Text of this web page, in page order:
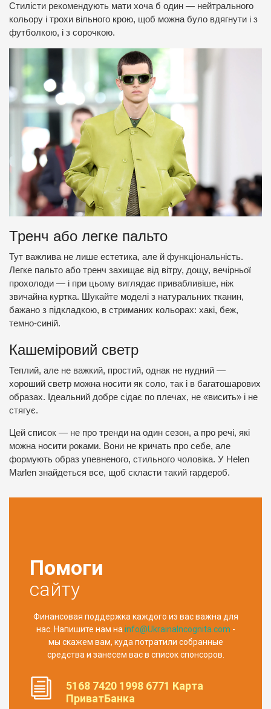
Стилісти рекомендують мати хоча б один — нейтрального
кольору і трохи вільного крою, щоб можна було вдягнути і з
футболкою, і з сорочкою.
Тренч або легке пальто
Тут важлива не лише естетика, але й функціональність.
Легке пальто або тренч захищає від вітру, дощу, вечірньої
прохолоди — і при цьому виглядає привабливіше, ніж
звичайна куртка. Шукайте моделі з натуральних тканин,
бажано з підкладкою, в стриманих кольорах: хакі, беж,
темно-синій.
Кашеміровий светр
Теплий, але не важкий, простий, однак не нудний —
хороший светр можна носити як соло, так і в багатошарових
образах. Ідеальний добре сідає по плечах, не «висить» і не
стягує.
Цей список — не про тренди на один сезон, а про речі, які
можна носити роками. Вони не кричать про себе, але
формують образ упевненого, стильного чоловіка. У Helen
Marlen знайдеться все, щоб скласти такий гардероб.
Помоги
сайту
Финансовая поддержка каждого из вас важна для
нас. Напишите нам на info@UkrainaIncognita.com -
мы скажем вам, куда потратили собранные
средства и занесем вас в список спонсоров.
5168 7420 1998 6771 Карта
ПриватБанка